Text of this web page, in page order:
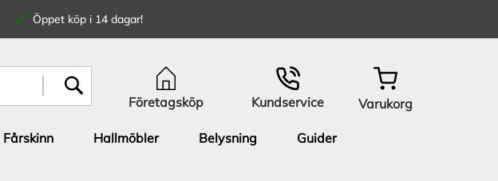
Öppet köp i 14 dagar!
Företagsköp Kundservice Varukorg
Fårskinn Hallmöbler Belysning
Guider